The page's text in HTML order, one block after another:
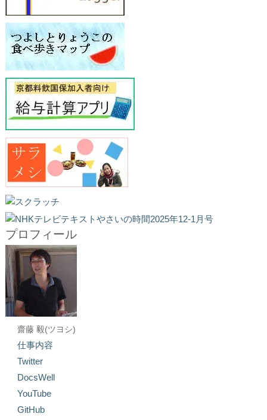
プロフィール
齋藤 毅(ツヨシ)
仕事内容
Twitter
DocsWell
YouTube
GitHub